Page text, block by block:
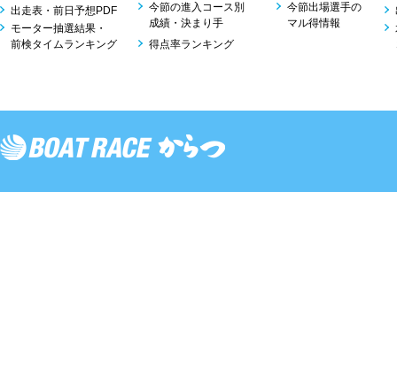
出走表・前日予想PDF
モーター抽選結果・
前検タイムランキング
今節の進入コース別
成績・決まり手
得点率ランキング
今節出場選手の
マル得情報